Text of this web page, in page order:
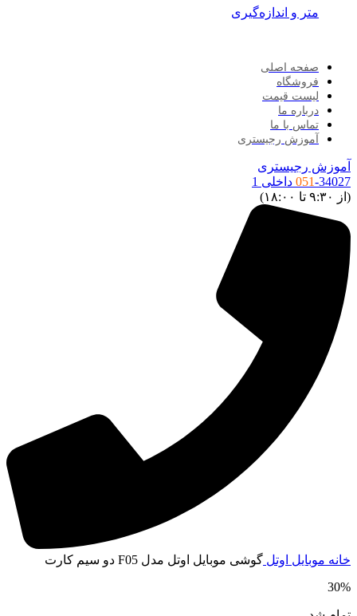
متر و اندازه‌گیری
صفحه اصلی
فروشگاه
لیست قیمت
درباره ما
تماس با ما
آموزش رجیستری
آموزش رجیستری
051-34027 داخلی 1
(از ۹:۳۰ تا ۱۸:۰۰)
خانه موبایل اوتل گوشی موبایل اوتل مدل F05 دو سیم کارت
30%